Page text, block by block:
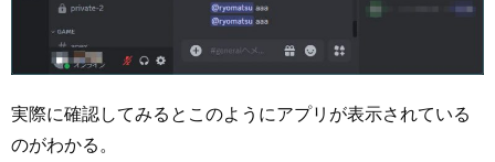
実際に確認してみるとこのようにアプリが表示されている
のがわかる。